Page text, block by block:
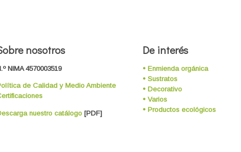
nosotros
NIMA 4570003519
de Calidad y Medio Ambiente
nuestro catálogo[PDF]
De interés
• Enmienda orgánica
• Sustratos
• Decorativo
• Varios
• Productos ecológicos